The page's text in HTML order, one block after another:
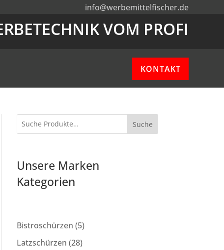
info@werbemittelfischer.de
VOM PROFI
KONTAKT
Suche
Unsere Marken
Kategorien
Bistroschürzen 55
Produkte
Latzschürzen 2828